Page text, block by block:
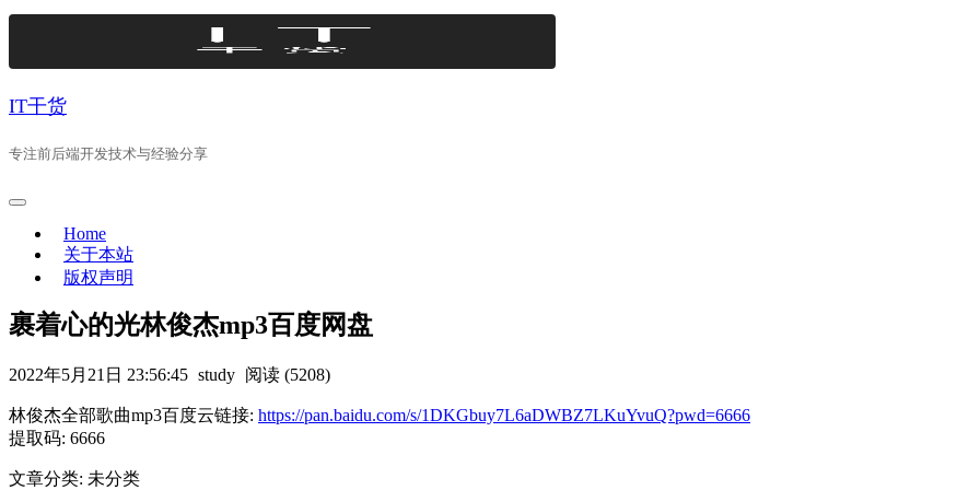
Skip
IT干货
专注前后端开发技术与经验分享
Home
关于本站
版权声明
裹着心的光林俊杰mp3百度网盘
2022年5月21日 23:56:45 study 阅读 (5208)
林俊杰全部歌曲mp3百度云链接: https://pan.baidu.com/s/1DKGbuy7L6aDWBZ7LKuYvuQ?pwd=6666
提取码: 6666
文章分类: 未分类